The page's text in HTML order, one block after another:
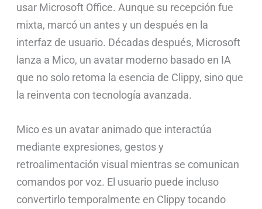
usar Microsoft Office. Aunque su recepción fue
mixta, marcó un antes y un después en la
interfaz de usuario. Décadas después, Microsoft
lanza a Mico, un avatar moderno basado en IA
que no solo retoma la esencia de Clippy, sino que
la reinventa con tecnología avanzada.
Mico es un avatar animado que interactúa
mediante expresiones, gestos y
retroalimentación visual mientras se comunican
comandos por voz. El usuario puede incluso
convertirlo temporalmente en Clippy tocando